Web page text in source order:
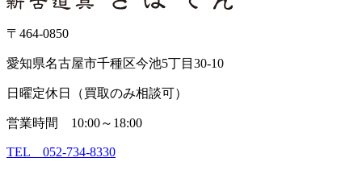
イ
〒464-0850
愛知県名古屋市千種区今池5丁目30-10
日曜定休日（買取のみ相談可）
営業時間 10:00～18:00
TEL 052-734-8330